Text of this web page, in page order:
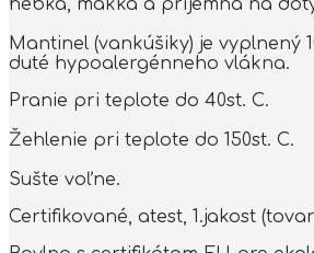
hebká, mäkká a príjemná na
Mantinel (vankúšiky) je vyplnený
duté hypoalergénneho vlákna.
Pranie pri teplote do 40st. C.
Žehlenie pri teplote do 150st. C.
Sušte voľne.
Certifikované, atest, 1.jakost